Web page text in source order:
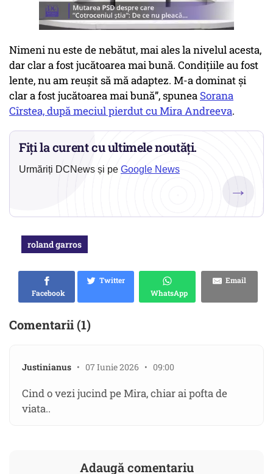
Nimeni nu este de nebătut, mai ales la nivelul acesta,
dar clar a fost jucătoarea mai bună. Condițiile au fost
lente, nu am reușit să mă adaptez. M-a dominat și
clar a fost jucătoarea mai bună”, spunea Sorana
Cîrstea, după meciul pierdut cu Mira Andreeva.
Fiți la curent cu ultimele noutăți.
Urmăriți DCNews și pe Google News
→
roland garros
Facebook
Twitter
WhatsApp
Email
Comentarii (1)
Justinianus • 07 Iunie 2026 • 09:00
Cind o vezi jucind pe Mira, chiar ai pofta de
viata..
Adaugă comentariu